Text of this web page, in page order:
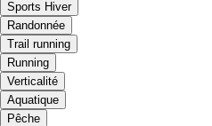
Sports Hiver
Randonnée
Trail running
Running
Verticalité
Aquatique
Pêche